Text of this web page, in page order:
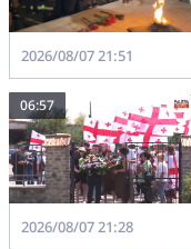
2026/08/07 21:51
06:57
2026/08/07 21:28